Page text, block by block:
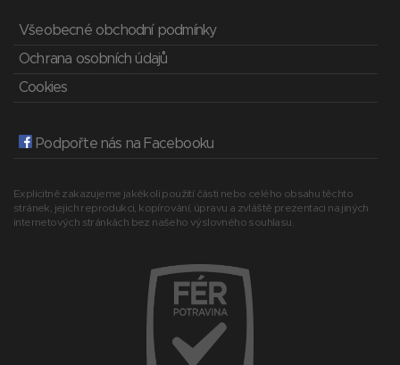
Všeobecné obchodní podmínky
Ochrana osobních údajů
Cookies
Podpořte nás na Facebooku
Explicitně zakazujeme jakékoli použití části nebo celého obsahu těchto
stránek, jejich reprodukci, kopírování, úpravu a zvláště prezentaci na jiných
internetových stránkách bez našeho výslovného souhlasu.